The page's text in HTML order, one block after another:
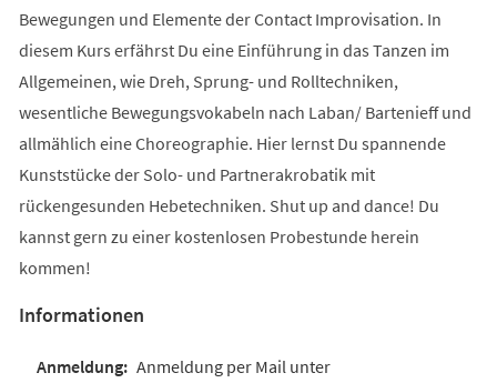
Bewegungen und Elemente der Contact Improvisation. In
diesem Kurs erfährst Du eine Einführung in das Tanzen im
Allgemeinen, wie Dreh, Sprung- und Rolltechniken,
wesentliche Bewegungsvokabeln nach Laban/ Bartenieff und
allmählich eine Choreographie. Hier lernst Du spannende
Kunststücke der Solo- und Partnerakrobatik mit
rückengesunden Hebetechniken. Shut up and dance! Du
kannst gern zu einer kostenlosen Probestunde herein
kommen!
Informationen
Anmeldung per Mail unter